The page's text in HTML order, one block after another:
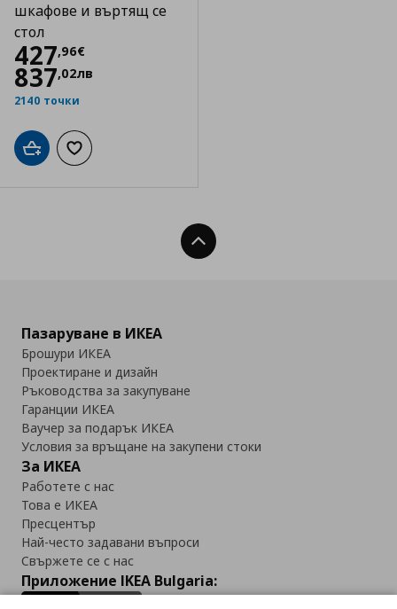
шкафове и въртящ се
стол
427,96€
Цена
837,02лв
2140 точки
Добави в кошницата
Добави към списъка с любими
Нагоре
Пазаруване в ИКЕА
Брошури ИКЕА
Проектиране и дизайн
Ръководства за закупуване
Гаранции ИКЕА
Ваучер за подарък ИКЕА
Условия за връщане на закупени стоки
За ИКЕА
Работете с нас
Това е ИКЕА
Пресцентър
Най-често задавани въпроси
Свържете се с нас
Приложение IKEA Bulgaria: